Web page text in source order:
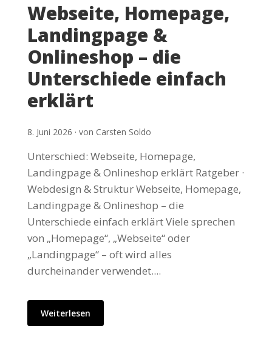
Webseite, Homepage,
Landingpage &
Onlineshop – die
Unterschiede einfach
erklärt
8. Juni 2026 · von Carsten Soldo
Unterschied: Webseite, Homepage,
Landingpage & Onlineshop erklärt Ratgeber ·
Webdesign & Struktur Webseite, Homepage,
Landingpage & Onlineshop – die
Unterschiede einfach erklärt Viele sprechen
von „Homepage“, „Webseite“ oder
„Landingpage“ – oft wird alles
durcheinander verwendet....
Weiterlesen